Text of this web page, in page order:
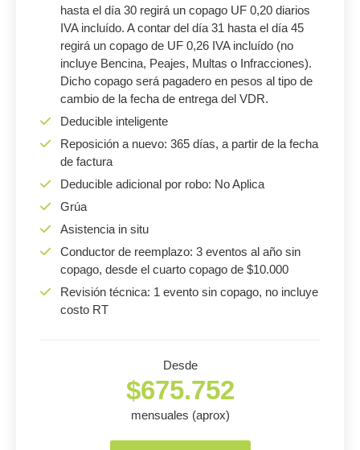
hasta el día 30 regirá un copago UF 0,20 diarios
IVA incluído. A contar del día 31 hasta el día 45
regirá un copago de UF 0,26 IVA incluído (no
incluye Bencina, Peajes, Multas o Infracciones).
Dicho copago será pagadero en pesos al tipo de
cambio de la fecha de entrega del VDR.
Deducible inteligente
Reposición a nuevo: 365 días, a partir de la fecha
de factura
Deducible adicional por robo: No Aplica
Grúa
Asistencia in situ
Conductor de reemplazo: 3 eventos al año sin
copago, desde el cuarto copago de $10.000
Revisión técnica: 1 evento sin copago, no incluye
costo RT
Desde
$675.752
mensuales (aprox)